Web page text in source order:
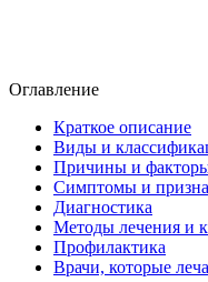
Оглавление
Краткое описание
Виды и
Причины и
Симптомы и
Диагностика
Методы лечения и
Профилактика
Врачи, которые